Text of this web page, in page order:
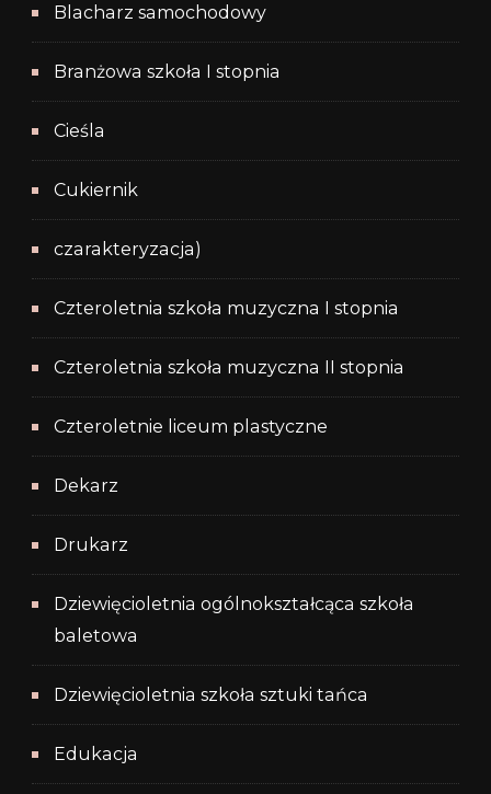
Blacharz samochodowy
Branżowa szkoła I stopnia
Cieśla
Cukiernik
czarakteryzacja)
Czteroletnia szkoła muzyczna I stopnia
Czteroletnia szkoła muzyczna II stopnia
Czteroletnie liceum plastyczne
Dekarz
Drukarz
Dziewięcioletnia ogólnokształcąca szkoła
baletowa
Dziewięcioletnia szkoła sztuki tańca
Edukacja